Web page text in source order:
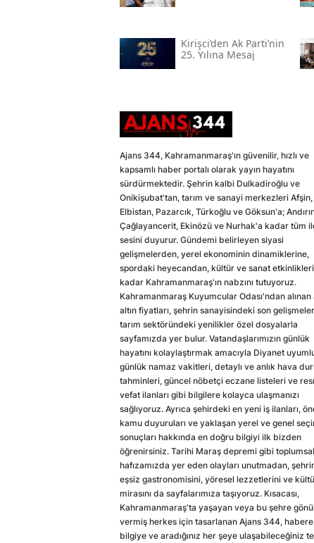
Kirişci’den Ak Parti’nin
25. Yılına Mesaj
Ajans 344, Kahramanmaraş'ın güvenilir, hızlı ve
kapsamlı haber portalı olarak yayın hayatını
sürdürmektedir. Şehrin kalbi Dulkadiroğlu ve
Onikişubat'tan, tarım ve sanayi merkezleri Afşin,
Elbistan, Pazarcık, Türkoğlu ve Göksun'a;
Çağlayancerit, Ekinözü ve Nurhak'a kadar tüm
sesini duyurur. Gündemi belirleyen siyasi
gelişmelerden, yerel ekonominin dinamiklerine,
spordaki heyecandan, kültür ve sanat
kadar Kahramanmaraş'ın nabzını tutuyoruz.
Kahramanmaraş Kuyumcular Odası'ndan alınan
altın fiyatları, şehrin sanayisindeki son
tarım sektöründeki yenilikler özel dosyalarla
sayfamızda yer bulur. Vatandaşlarımızın günlük
hayatını kolaylaştırmak amacıyla Diyanet
günlük namaz vakitleri, detaylı ve anlık hava
tahminleri, güncel nöbetçi eczane listeleri ve
vefat ilanları gibi bilgilere kolayca ulaşmanızı
sağlıyoruz. Ayrıca şehirdeki en yeni iş ilanları,
kamu duyuruları ve yaklaşan yerel ve genel
sonuçları hakkında en doğru bilgiyi ilk bizden
öğrenirsiniz. Tarihi Maraş depremi gibi toplumsal
hafızamızda yer eden olayları unutmadan,
eşsiz gastronomisini, yöresel lezzetlerini ve
mirasını da sayfalarımıza taşıyoruz. Kısacası,
Kahramanmaraş'ta yaşayan veya bu şehre
vermiş herkes için tasarlanan Ajans 344, habere,
bilgiye ve aradığınız her şeye ulaşabileceğiniz